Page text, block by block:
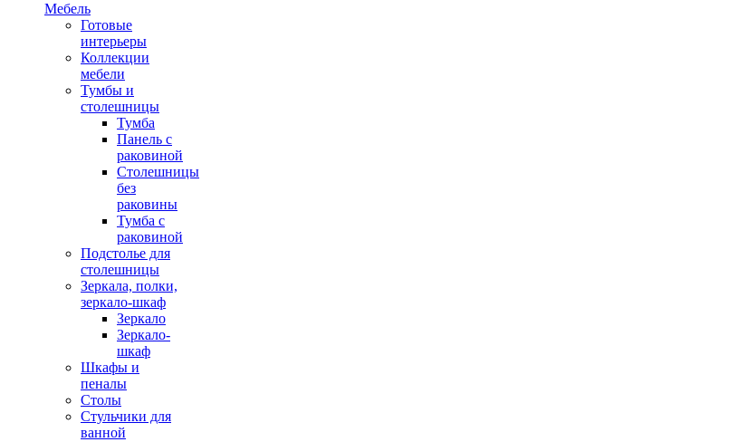
Мебель
Готовые
интерьеры
Коллекции
мебели
Тумбы и
столешницы
Тумба
Панель с
раковиной
Столешницы
без
раковины
Тумба с
раковиной
Подстолье для
столешницы
Зеркала, полки,
зеркало-шкаф
Зеркало
Зеркало-
шкаф
Шкафы и
пеналы
Столы
Стульчики для
ванной